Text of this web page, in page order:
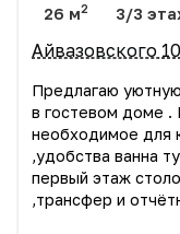
26 м2 3/3
Айвазовского 10
Предлагаю
в гостевом доме .
необходимое для
,удобства ванна
первый этаж
,трансфер и